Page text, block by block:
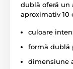
dublă oferă un
aproximativ 10
culoare
formă dublă
dimensiune